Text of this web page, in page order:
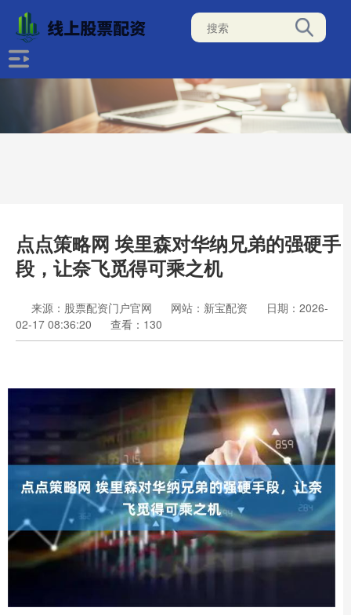
点点策略网 埃里森对华纳兄弟的强硬手
段，让奈飞觅得可乘之机
来源：股票配资门户官网 网站：新宝配资
日期：2026-
02-17 08:36:20
查看：130